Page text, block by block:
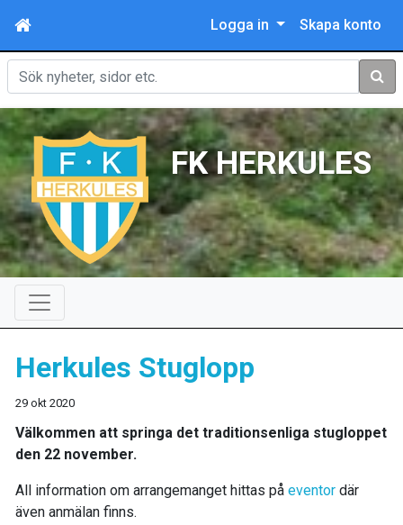
Logga in Skapa konto
Sök
FK HERKULES
Herkules Stuglopp
29 okt 2020
Välkommen att springa det traditionsenliga stugloppet
den 22 november.
All information om arrangemanget hittas på eventor där
även anmälan finns.